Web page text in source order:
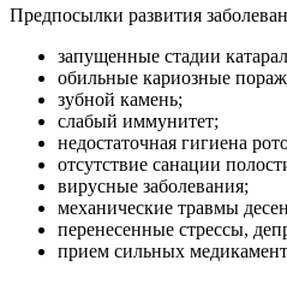
Предпосылки развития
запущенные стадии
обильные кариозные
зубной камень;
слабый иммунитет;
недостаточная гигиена
отсутствие санации
вирусные заболевания;
механические травмы
перенесенные стрессы,
прием сильных